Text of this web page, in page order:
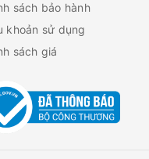
sách bảo hành
khoản sử dụng
sách giá